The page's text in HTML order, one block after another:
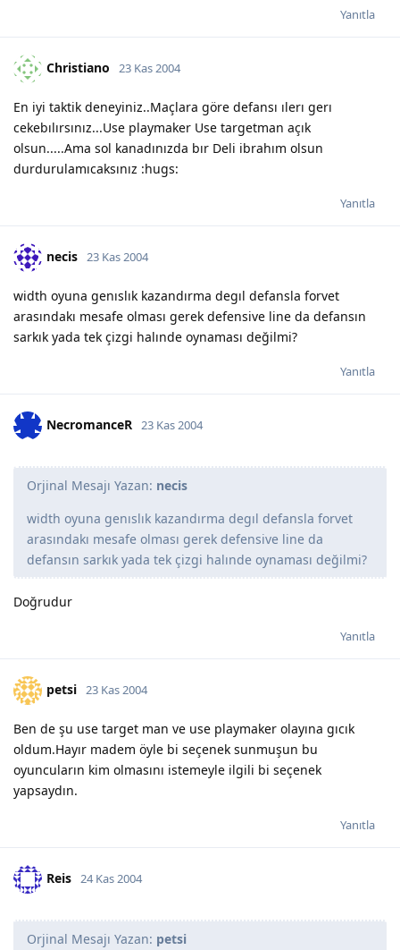
Yanıtla
Christiano 23 Kas 2004
En iyi taktik deneyiniz..Maçlara göre defansı ılerı gerı
cekebılırsınız...Use playmaker Use targetman açık
olsun.....Ama sol kanadınızda bır Deli ibrahım olsun
durdurulamıcaksınız :hugs:
Yanıtla
necis 23 Kas 2004
width oyuna genıslık kazandırma degıl defansla forvet
arasındakı mesafe olması gerek defensive line da defansın
sarkık yada tek çizgi halınde oynaması değilmi?
Yanıtla
NecromanceR 23 Kas 2004
Orjinal Mesajı Yazan: necis
width oyuna genıslık kazandırma degıl defansla forvet
arasındakı mesafe olması gerek defensive line da
defansın sarkık yada tek çizgi halınde oynaması değilmi?
Doğrudur
Yanıtla
petsi 23 Kas 2004
Ben de şu use target man ve use playmaker olayına gıcık
oldum.Hayır madem öyle bi seçenek sunmuşun bu
oyuncuların kim olmasını istemeyle ilgili bi seçenek
yapsaydın.
Yanıtla
Reis 24 Kas 2004
Orjinal Mesajı Yazan: petsi